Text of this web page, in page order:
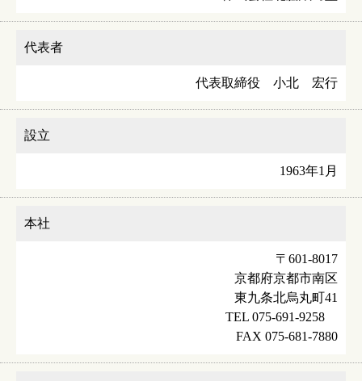
代表者
代表取締役 小北 宏行
設立
1963年1月
本社
〒601-8017
京都府京都市南区
東九条北烏丸町41
TEL 075-691-9258
FAX 075-681-7880